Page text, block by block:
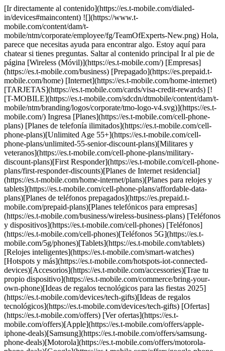
[Ir directamente al contenido](https://es.t-mobile.com/dialed-
in/devices#maincontent) ![](https://www.t-
mobile.com/content/dam/t-
mobile/ntm/corporate/employee/fg/TeamOfExperts-New.png) Hola,
parece que necesitas ayuda para encontrar algo. Estoy aquí para
chatear si tienes preguntas. Saltar al contenido principal Ir al pie de
página [Wireless (Móvil)](https://es.t-mobile.com/) [Empresas]
(https://es.t-mobile.com/business) [Prepagado](https://es.prepaid.t-
mobile.com/home) [Internet](https://es.t-mobile.com/home-internet)
[TARJETAS](https://es.t-mobile.com/cards/visa-credit-rewards) [!
[T-MOBILE](https://es.t-mobile.com/sdcdn/dtmobile/content/dam/t-
mobile/ntm/branding/logos/corporate/tmo-logo-v4.svg)](https://es.t-
mobile.com/) Ingresa [Planes](https://es.t-mobile.com/cell-phone-
plans) [Planes de telefonía ilimitados](https://es.t-mobile.com/cell-
phone-plans)[Unlimited Age 55+](https://es.t-mobile.com/cell-
phone-plans/unlimited-55-senior-discount-plans)[Militares y
veteranos](https://es.t-mobile.com/cell-phone-plans/military-
discount-plans)[First Responder](https://es.t-mobile.com/cell-phone-
plans/first-responder-discounts)[Planes de Internet residencial]
(https://es.t-mobile.com/home-internet/plans)[Planes para relojes y
tablets](https://es.t-mobile.com/cell-phone-plans/affordable-data-
plans)[Planes de teléfonos prepagados](https://es.prepaid.t-
mobile.com/prepaid-plans)[Planes telefónicos para empresas]
(https://es.t-mobile.com/business/wireless-business-plans) [Teléfonos
y dispositivos](https://es.t-mobile.com/cell-phones) [Teléfonos]
(https://es.t-mobile.com/cell-phones)[Teléfonos 5G](https://es.t-
mobile.com/5g/phones)[Tablets](https://es.t-mobile.com/tablets)
[Relojes inteligentes](https://es.t-mobile.com/smart-watches)
[Hotspots y más](https://es.t-mobile.com/hotspots-iot-connected-
devices)[Accesorios](https://es.t-mobile.com/accessories)[Trae tu
propio dispositivo](https://es.t-mobile.com/commerce/bring-your-
own-phone)[Ideas de regalos tecnológicos para las fiestas 2025]
(https://es.t-mobile.com/devices/tech-gifts)[Ideas de regalos
tecnológicos](https://es.t-mobile.com/devices/tech-gifts) [Ofertas]
(https://es.t-mobile.com/offers) [Ver ofertas](https://es.t-
mobile.com/offers)[Apple](https://es.t-mobile.com/offers/apple-
iphone-deals)[Samsung](https://es.t-mobile.com/offers/samsung-
phone-deals)[Motorola](https://es.t-mobile.com/offers/motorola-